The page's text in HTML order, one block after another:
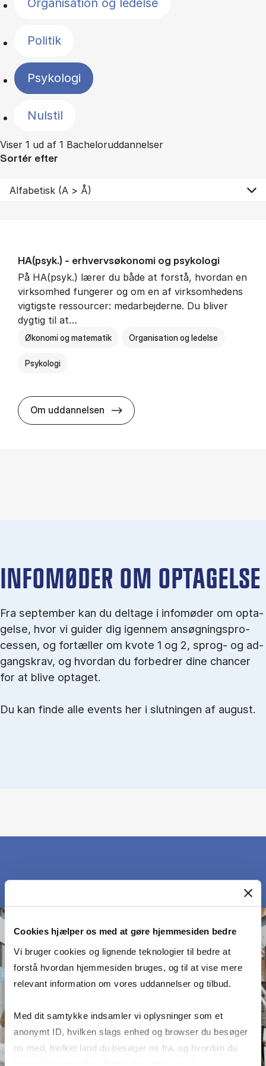
Cookies hjælper os med at gøre hjemmesiden bedre
Vi bruger cookies og lignende teknologier til bedre at
forstå hvordan hjemmesiden bruges, og til at vise mere
relevant information om vores uddannelser og tilbud.
Med dit samtykke indsamler vi oplysninger som et
anonymt ID, hvilken slags enhed og browser du besøger
os med, hvilket land du besøger os fra, og hvordan du
Organisation og ledelse
Politik
Psykologi
Nulstil
Viser 1 ud af 1 Bacheloruddannelser
Sortér efter
HA(psyk.) - erhvervs­økonomi og psy­ko­lo­gi
På HA(psyk.) lærer du både at forstå, hvordan en
virksomhed fungerer og om en af virksomhedens
vigtigste ressourcer: medarbejderne. Du bliver
dygtig til at…
Økonomi og matematik Organisation og ledelse
Psykologi
Om uddannelsen HA(psyk.) - erhvervs­økonomi og
IN­FO­MØ­DER OM OP­TA­GEL­SE
Fra september kan du del­tage i in­fo­mø­der om op­ta­
gel­se, hvor vi gu­i­der dig igen­nem an­søg­nings­pro­
ces­sen, og for­tæl­ler om kvo­te 1 og 2, sprog- og ad­
gangs­krav, og hvordan du forbedrer dine chancer
for at blive optaget.
Du kan finde alle events her i slutningen af august.